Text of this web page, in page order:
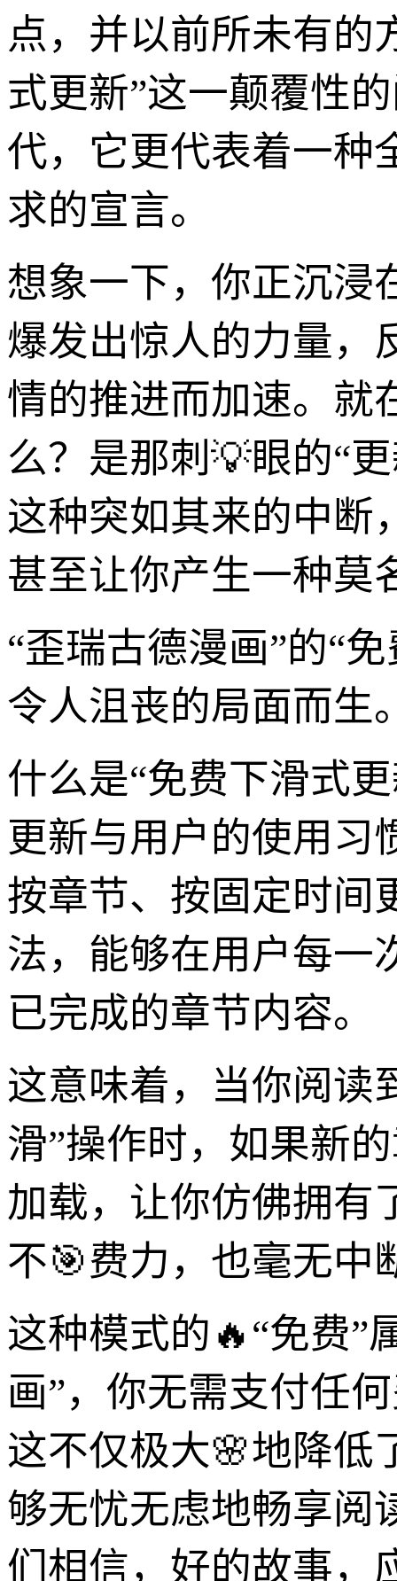
点，并以前所未有的
式更新”这一颠覆性
代，它更代表着一种
求的宣言。
想象一下，你正沉浸
爆发出惊人的力量，
情的推进而加速。就
么？是那刺💡眼的“
这种突如其来的中断
甚至让你产生一种莫
“歪瑞古德漫画”的“
令人沮丧的局面而生
什么是“免费下滑式
更新与用户的使用习
按章节、按固定时间
法，能够在用户每一
已完成的章节内容。
这意味着，当你阅读
滑”操作时，如果新
加载，让你仿佛拥有
不🎯费力，也毫无中
这种模式的🔥“免费”
画”，你无需支付任
这不仅极大🌸地降低
够无忧无虑地畅享阅
们相信，好的故事，